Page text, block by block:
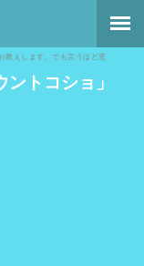
教えします。でも言うほど悪
トコショ」